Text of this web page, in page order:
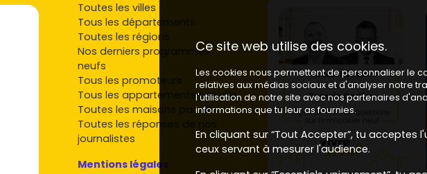
Toutes les villes
Tous les départements
Toutes les régions
Nos derniers programmes
neufs
Tous les promoteurs
Tous les appartements par ville
Toutes les maisons par ville
Toutes les réponses de nos
journalistes
Mentions légales
Ce site web utilise des cookies.
Les cookies nous permettent de personnaliser le
relatives aux médias sociaux et d'analyser notre
l'utilisation de notre site avec nos partenaires
informations que tu leur as fournies.
En cliquant sur “Tout Accepter”, tu
ceux servant à mesurer l'audience.